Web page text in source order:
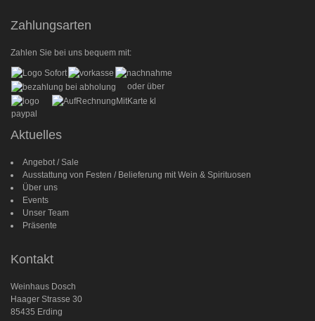
Zahlungsarten
Zahlen Sie bei uns bequem mit:
oder über
Aktuelles
Angebot / Sale
Ausstattung von Festen / Belieferung mit Wein & Spirituosen
Über uns
Events
Unser Team
Präsente
Kontakt
Weinhaus Dosch
Haager Strasse 30
85435 Erding